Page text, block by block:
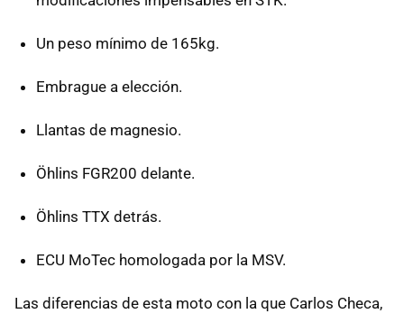
Un peso mínimo de 165kg.
Embrague a elección.
Llantas de magnesio.
Öhlins FGR200 delante.
Öhlins TTX detrás.
ECU MoTec homologada por la MSV.
Las diferencias de esta moto con la que Carlos Checa,